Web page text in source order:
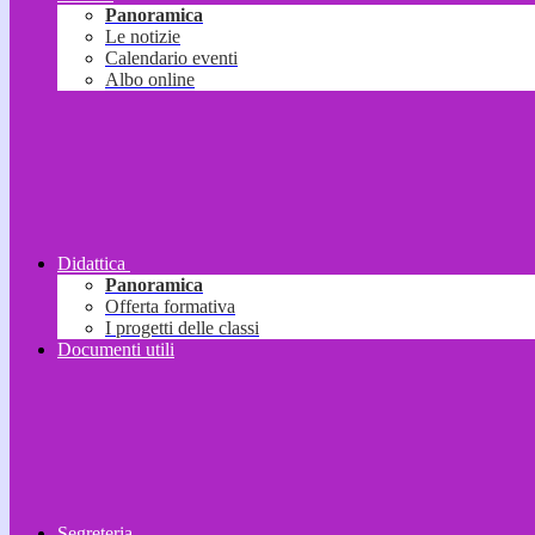
Panoramica
Le notizie
Calendario eventi
Albo online
Didattica
Panoramica
Offerta formativa
I progetti delle classi
Documenti utili